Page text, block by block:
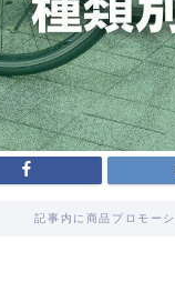
記事内に商品プロモー